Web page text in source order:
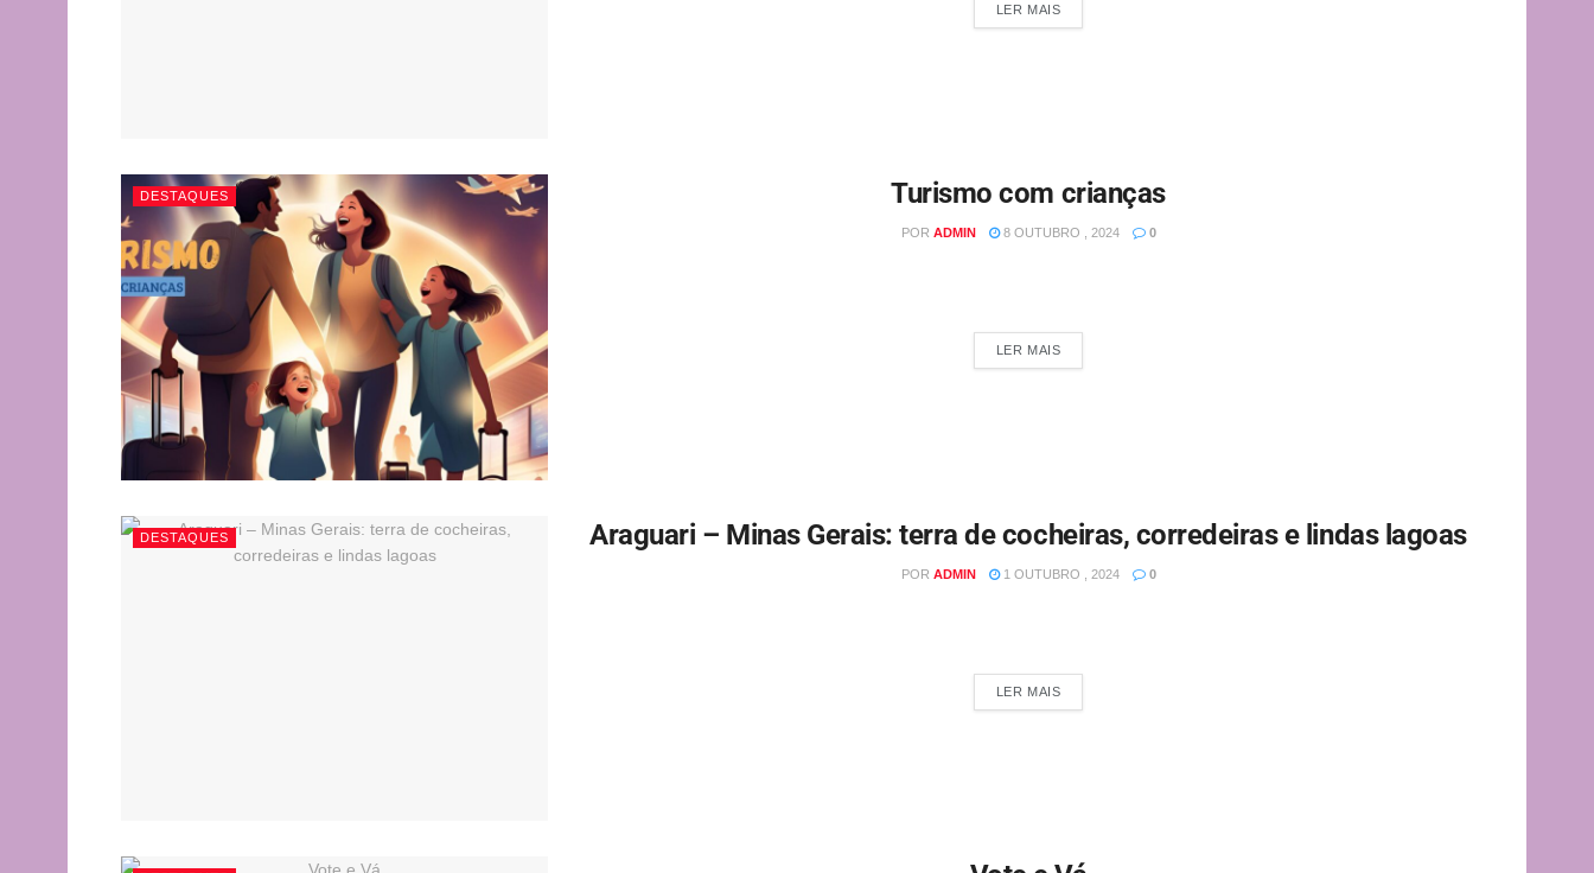
LER MAIS
DESTAQUES Turismo com crianças
POR ADMIN 8 OUTUBRO , 2024 0
LER MAIS
DESTAQUES Araguari – Minas Gerais: terra de cocheiras, corredeiras e lindas lagoas
POR ADMIN 1 OUTUBRO , 2024 0
LER MAIS